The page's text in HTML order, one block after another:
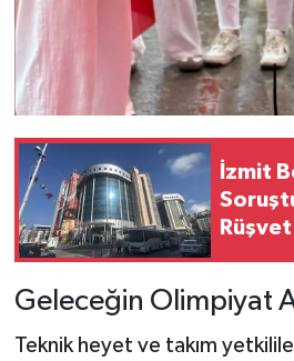
İzmit
Rüşvet
Geleceğin Olimpiyat
Teknik heyet ve takım